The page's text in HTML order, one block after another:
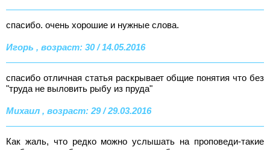
спасибо. очень хорошие и нужные слова.
Игорь , возраст: 30 / 14.05.2016
спасибо отличная статья раскрывает общие понятия что без
"труда не выловить рыбу из пруда"
Михаил , возраст: 29 / 29.03.2016
Как жаль, что редко можно услышать на проповеди-такие